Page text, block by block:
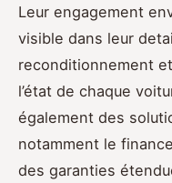
Leur engagement
visible dans leur
reconditionnement
l’état de chaque
également des
notamment le
des garanties